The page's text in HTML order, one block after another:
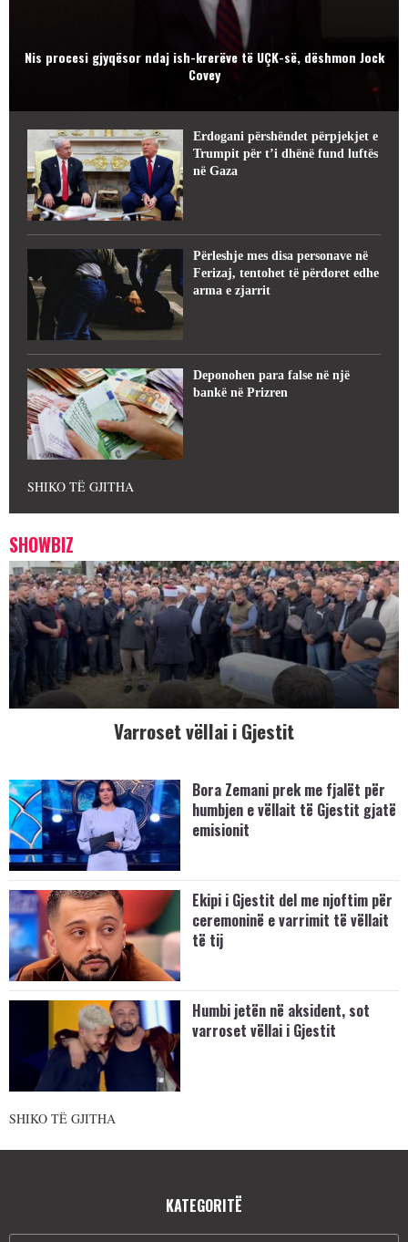
Nis procesi gjyqësor ndaj ish-krerëve të UÇK-së, dëshmon Jock
Covey
Erdogani përshëndet përpjekjet e
Trumpit për t’i dhënë fund luftës
në Gaza
Përleshje mes disa personave në
Ferizaj, tentohet të përdoret edhe
arma e zjarrit
Deponohen para false në një
bankë në Prizren
SHIKO TË GJITHA
SHOWBIZ
Varroset vëllai i Gjestit
Bora Zemani prek me fjalët për
humbjen e vëllait të Gjestit gjatë
emisionit
Ekipi i Gjestit del me njoftim për
ceremoninë e varrimit të vëllait
të tij
Humbi jetën në aksident, sot
varroset vëllai i Gjestit
SHIKO TË GJITHA
KATEGORITË